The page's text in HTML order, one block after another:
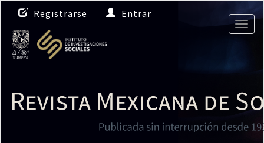
N
a
v
e
g
i
ó
Registrarse Entrar